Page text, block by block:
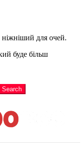
для очей.
буде більш
Search